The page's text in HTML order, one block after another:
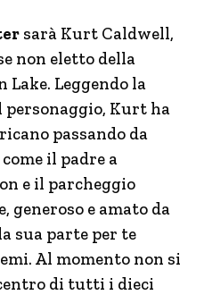
sarà Kurt Caldwell,
non eletto della
Leggendo la
personaggio, Kurt ha
passando da
il padre a
e il parcheggio
generoso e amato da
sua parte per te
Al momento non si
di tutti i dieci